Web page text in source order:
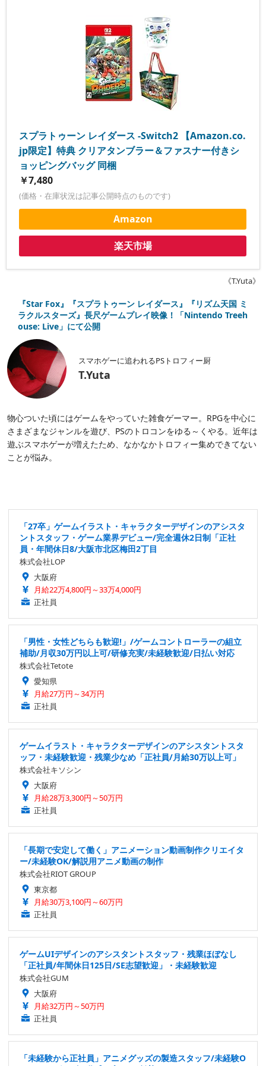
スプラトゥーン レイダース -Switch2 【Amazon.co.
jp限定】特典 クリアタンブラー＆ファスナー付きシ
ョッピングバッグ 同梱
￥7,480
(価格・在庫状況は記事公開時点のものです)
Amazon
楽天市場
《T.Yuta》
『Star Fox』『スプラトゥーン レイダース』『リズム天国 ミ
ラクルスターズ』長尺ゲームプレイ映像！「Nintendo Treeh
ouse: Live」にて公開
スマホゲーに追われるPSトロフィー厨
T.Yuta
物心ついた頃にはゲームをやっていた雑食ゲーマー。RPGを中心に
さまざまなジャンルを遊び、PSのトロコンをゆる～くやる。近年は
遊ぶスマホゲーが増えたため、なかなかトロフィー集めできてない
ことが悩み。
「27卒」ゲームイラスト・キャラクターデザインのアシスタ
ントスタッフ・ゲーム業界デビュー/完全週休2日制「正社
員・年間休日8/大阪市北区梅田2丁目
株式会社LOP
大阪府
月給22万4,800円～33万4,000円
正社員
「男性・女性どちらも歓迎!」/ゲームコントローラーの組立
補助/月収30万円以上可/研修充実/未経験歓迎/日払い対応
株式会社Tetote
愛知県
月給27万円～34万円
正社員
ゲームイラスト・キャラクターデザインのアシスタントスタ
ッフ・未経験歓迎・残業少なめ「正社員/月給30万以上可」
株式会社キソシン
大阪府
月給28万3,300円～50万円
正社員
「長期で安定して働く」アニメーション動画制作クリエイタ
ー/未経験OK/解説用アニメ動画の制作
株式会社RIOT GROUP
東京都
月給30万3,100円～60万円
正社員
ゲームUIデザインのアシスタントスタッフ・残業ほぼなし
「正社員/年間休日125日/SE志望歓迎」・未経験歓迎
株式会社GUM
大阪府
月給32万円～50万円
正社員
「未経験から正社員」アニメグッズの製造スタッフ/未経験O